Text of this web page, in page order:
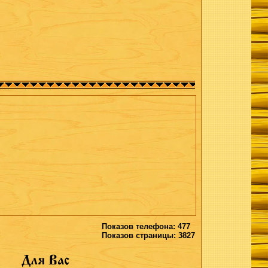
Показов телефона: 477
Показов страницы: 3827
Для Вас